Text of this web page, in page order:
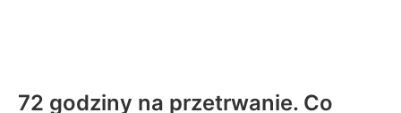
72 godziny na przetrwanie. Co